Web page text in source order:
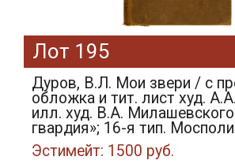
Лот 195
Дуров, В.Л. Мои звери / с
обложка и тит. лист худ.
илл. худ. В.А.
гвардия»; 16-я тип.
Эстимейт: 1500 руб.